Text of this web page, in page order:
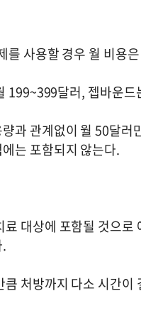
를 사용할 경우 월 비용
199~399달러, 젭바운
과 관계없이 월 50달
는 포함되지 않는다.
대상에 포함될 것으
처방까지 다소 시간